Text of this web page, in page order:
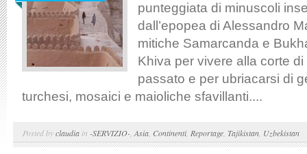
punteggiata di minuscoli
dall’epopea di Alessandro
mitiche Samarcanda e
Khiva per vivere alla corte
passato e per ubriacarsi di
turchesi, mosaici e maioliche sfavillanti....
Posted byclaudia in -SERVIZIO- Asia Continenti, Reportage Tajikistan Uzbekistan